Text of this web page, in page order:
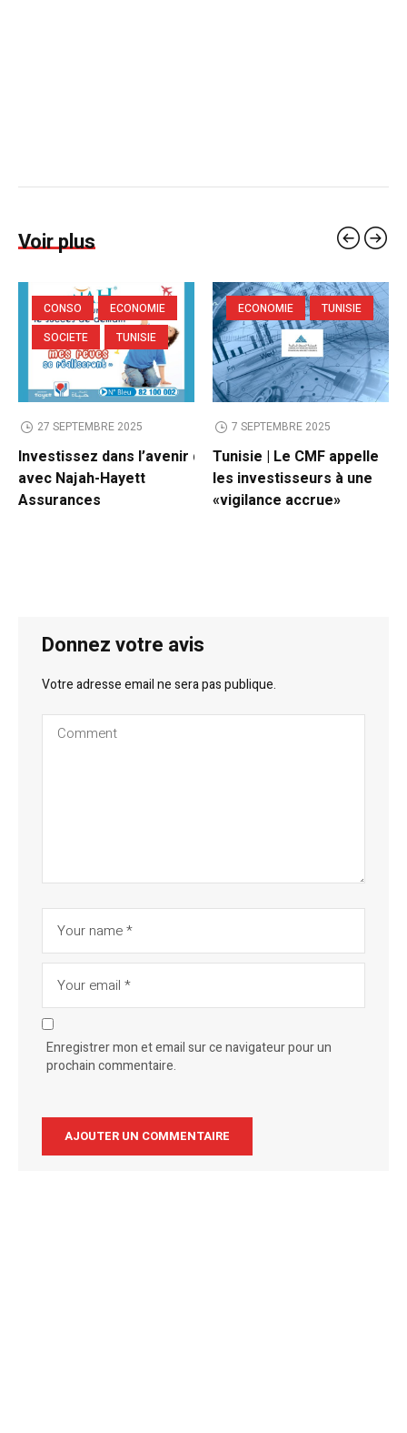
Voir plus
CONSO
ECONOMIE
SOCIETE
TUNISIE
27 SEPTEMBRE 2025
Investissez dans l’avenir de vos enfants
avec Najah-Hayett
Assurances
ECONOMIE TUNISIE
7 SEPTEMBRE 2025
Tunisie | Le CMF appelle
les investisseurs à une
«vigilance accrue»
Donnez votre avis
Votre adresse email ne sera pas publique.
Enregistrer mon et email sur ce navigateur pour un
prochain commentaire.